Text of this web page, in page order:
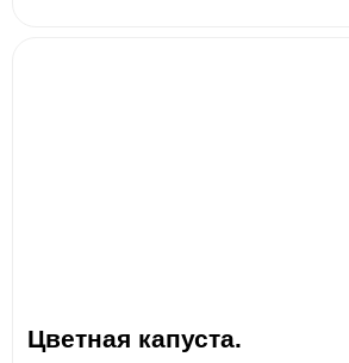
Цветная капуста.